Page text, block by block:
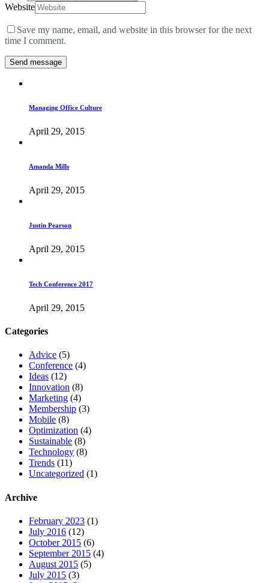
Website
Save my name, email, and website in this browser for the next
time I comment.
Managing Office Culture
April 29, 2015
Amanda Mills
April 29, 2015
Justin Pearson
April 29, 2015
Tech Conference 2017
April 29, 2015
Categories
Advice (5)
Conference (4)
Ideas (12)
Innovation (8)
Marketing (4)
Membership (3)
Mobile (8)
Optimization (4)
Sustainable (8)
Technology (8)
Trends (11)
Uncategorized (1)
Archive
February 2023 (1)
July 2016 (12)
October 2015 (6)
September 2015 (4)
August 2015 (5)
July 2015 (3)